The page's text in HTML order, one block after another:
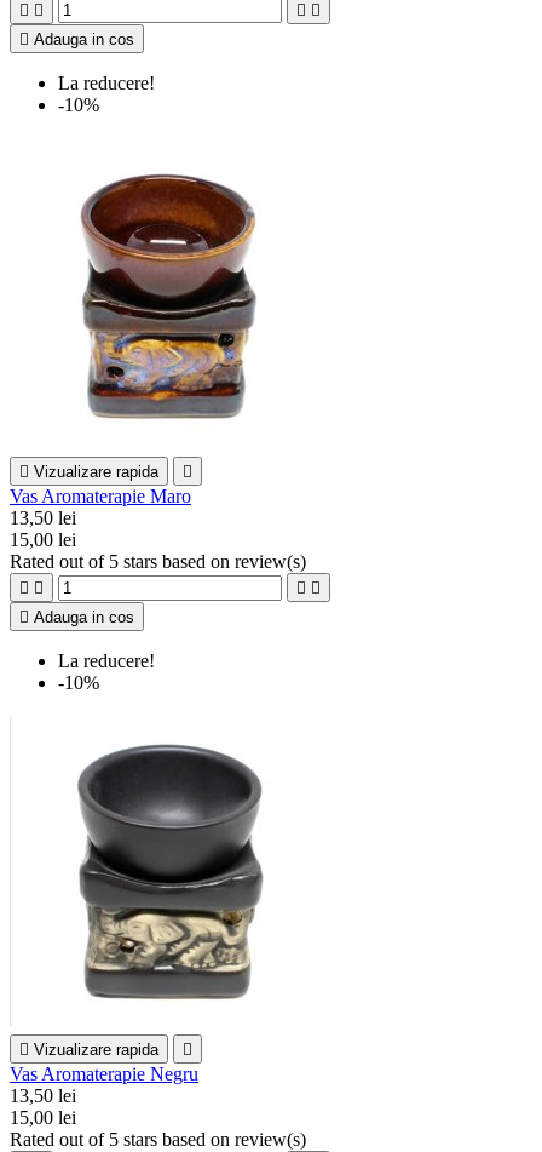
   
 Adauga in cos
La reducere!
-10%
 Vizualizare rapida 
Vas Aromaterapie Maro
13,50 lei
15,00 lei
Rated out of 5 stars based on review(s)
   
 Adauga in cos
La reducere!
-10%
 Vizualizare rapida 
Vas Aromaterapie Negru
13,50 lei
15,00 lei
Rated out of 5 stars based on review(s)